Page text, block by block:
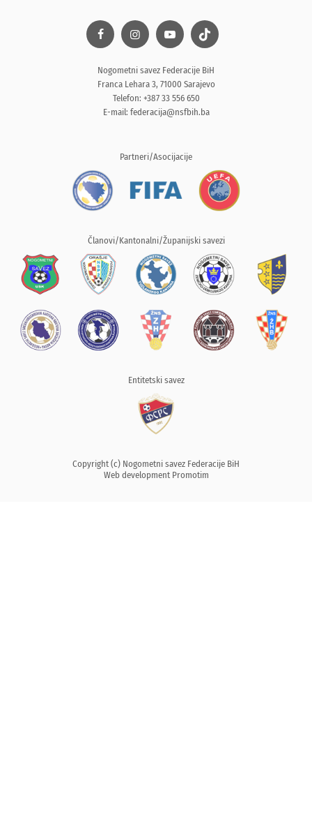
Nogometni savez Federacije BiH
Franca Lehara 3, 71000 Sarajevo
Telefon: +387 33 556 650
E-mail: federacija@nsfbih.ba
Partneri/Asocijacije
Članovi/Kantonalni/Županijski savezi
Entitetski savez
Copyright (c) Nogometni savez Federacije BiH
Web development Promotim